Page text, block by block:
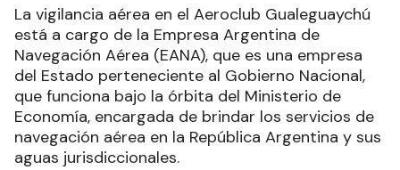
La vigilancia aérea en el Aeroclub Gualeguaychú
está a cargo de la Empresa Argentina de
Navegación Aérea (EANA), que es una empresa
del Estado perteneciente al Gobierno Nacional,
que funciona bajo la órbita del Ministerio de
Economía, encargada de brindar los servicios de
navegación aérea en la República Argentina y sus
aguas jurisdiccionales.